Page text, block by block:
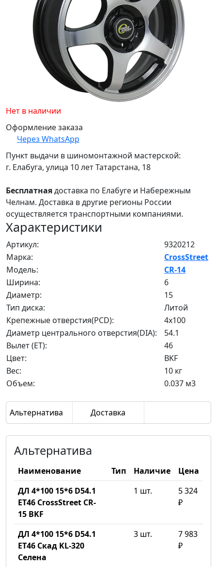
Нет в наличии
Оформление заказа
Через WhatsApp
Пункт выдачи в шиномонтажной мастерской:
г. Елабуга, улица 10 лет Татарстана, 18
Бесплатнаядоставка по Елабуге и Набережным
Челнам. Доставка в другие регионы России
осуществляется транспортными компаниями.
Характеристики
Артикул:
9320212
Марка:
CrossStreet
Модель:
CR-14
Ширина:
6
Диаметр:
15
Тип диска:
Литой
Крепежные отверстия(PCD):
4x100
Диаметр центрального отверстия(DIA):
54.1
Вылет (ET):
46
Цвет:
BKF
Вес:
10 кг
Объем:
0.037 м3
Альтернатива Доставка
Альтернатива
Наименование Тип Наличие
Цена
ДЛ 4*100 15*6 D54.1
ET46 CrossStreet CR-
15 BKF
1 шт.
5 324
₽
ДЛ 4*100 15*6 D54.1
ET46 Скад KL-320
Селена
3 шт.
7 983
₽